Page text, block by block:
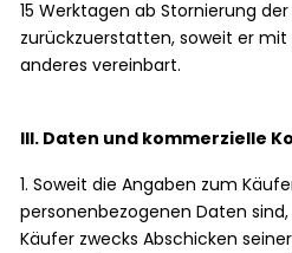
15 Werktagen ab Stornierung
zurückzuerstatten, soweit er
anderes vereinbart.
III. Daten und kommerzielle
1. Soweit die Angaben zum
personenbezogenen Daten
Käufer zwecks Abschicken